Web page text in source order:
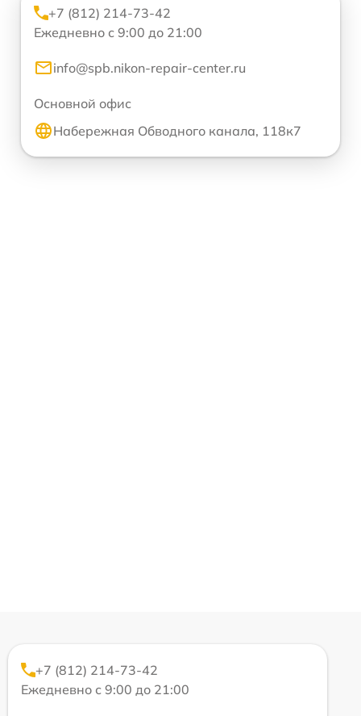
+7 (812) 214-73-42
Ежедневно с 9:00 до 21:00
info@spb.nikon-repair-center.ru
Основной офис
Набережная Обводного канала, 118к7
+7 (812) 214-73-42
Ежедневно с 9:00 до 21:00